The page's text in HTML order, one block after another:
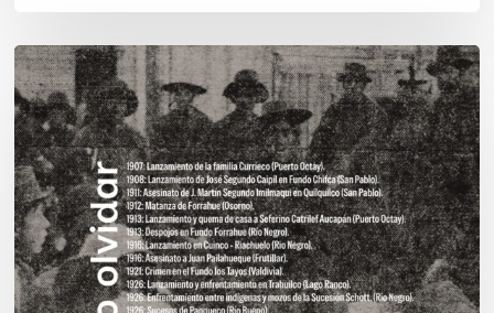
Chawrakawin:
Palimpsesto
explora
a
través
del
arte